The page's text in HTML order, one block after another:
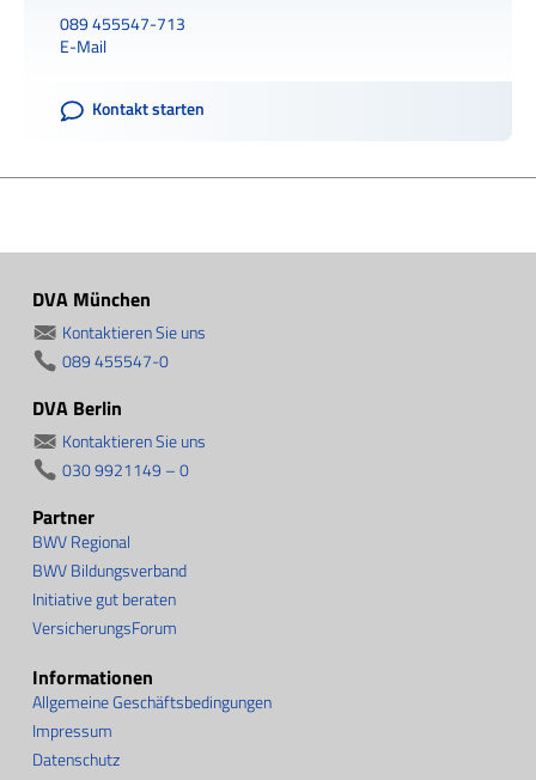
089 455547-713
E-Mail
Kontakt starten
DVA München
Kontaktieren Sie uns
089 455547-0
DVA Berlin
Kontaktieren Sie uns
030 9921149 – 0
Informationen
Allgemeine Geschäftsbedingungen
Impressum
Datenschutz
Partner
BWV Regional
BWV Bildungsverband
Initiative gut beraten
VersicherungsForum